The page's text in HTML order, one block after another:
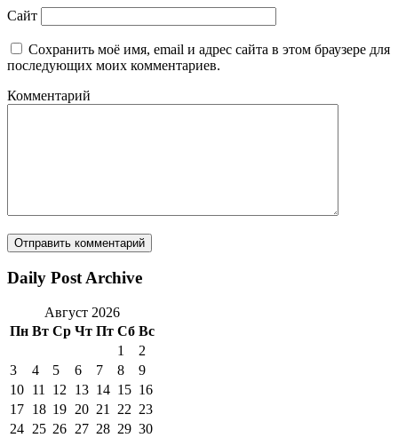
Сайт
Сохранить моё имя, email и адрес сайта в этом браузере для
последующих моих комментариев.
Комментарий
Daily Post Archive
Август 2026
Пн Вт Ср Чт Пт Сб Вс
1
2
3
4 5 6 7 8
9
10 11 12 13 14 15 16
17 18 19 20 21 22 23
24 25 26 27 28 29 30